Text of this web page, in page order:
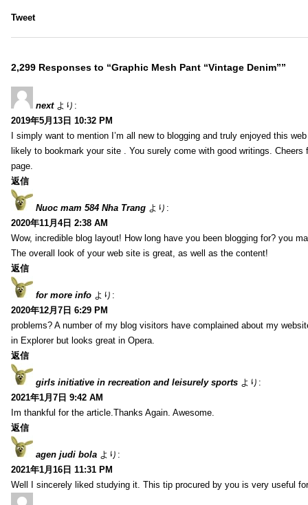
Tweet
2,299 Responses to “Graphic Mesh Pant “Vintage Denim””
next より:
2019年5月13日 10:32 PM
I simply want to mention I’m all new to blogging and truly enjoyed this
likely to bookmark your site . You surely come with good writings. Cheers
page.
返信
Nuoc mam 584 Nha Trang より:
2020年11月4日 2:38 AM
Wow, incredible blog layout! How long have you been blogging for? you
The overall look of your web site is great, as well as the content!
返信
for more info より:
2020年12月7日 6:29 PM
problems? A number of my blog visitors have complained about my
in Explorer but looks great in Opera.
返信
girls initiative in recreation and leisurely sports より:
2021年1月7日 9:42 AM
Im thankful for the article.Thanks Again. Awesome.
返信
agen judi bola より:
2021年1月16日 11:31 PM
Well I sincerely liked studying it. This tip procured by you is very useful